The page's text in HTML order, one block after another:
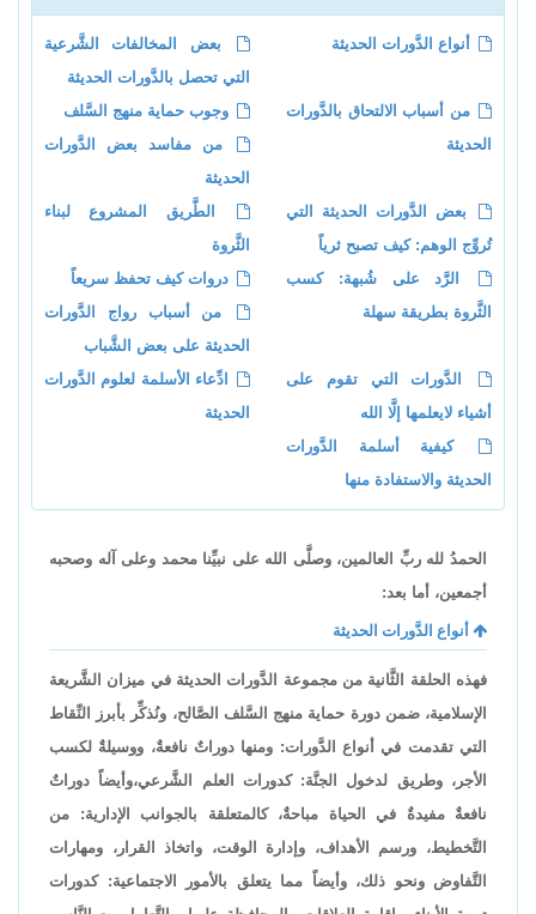
أنواع الدَّورات الحديثة
بعض المخالفات الشَّرعية
التي تحصل بالدَّورات الحديثة
من أسباب الالتحاق بالدَّورات
الحديثة
وجوب حماية منهج السَّلف
من مفاسد بعض الدَّورات
الحديثة
بعض الدَّورات الحديثة التي
تُروِّج الوهم: كيف تصبح ثرياً
الطَّريق المشروع لبناء
الثَّروة
الرَّد على شُبهة: كسب
الثَّروة بطريقة سهلة
دروات كيف تحفظ سريعاً
من أسباب رواج الدَّورات
الحديثة على بعض الشَّباب
الدَّورات التي تقوم على
أشياء لايعلمها إلَّا الله
ادِّعاء الأسلمة لعلوم الدَّورات
الحديثة
كيفية أسلمة الدَّورات
الحديثة والاستفادة منها
الحمدُ لله ربِّ العالمين، وصلَّى الله على نبيِّنا محمد وعلى آله وصحبه
أجمعين، أما بعد:
أنواع الدَّورات الحديثة
فهذه الحلقة الثَّانية من مجموعة الدَّورات الحديثة في ميزان الشَّريعة
الإسلامية، ضمن دورة حماية منهج السَّلف الصَّالح، ونُذكِّر بأبرز النِّقاط
التي تقدمت في أنواع الدَّورات: ومنها دوراتٌ نافعةٌ، ووسيلةٌ لكسب
الأجر، وطريق لدخول الجنَّة: كدورات العلم الشَّرعي،وأيضاً دوراتٌ
نافعةٌ مفيدةٌ في الحياة مباحةٌ، كالمتعلقة بالجوانب الإدارية: من
التَّخطيط، ورسم الأهداف، وإدارة الوقت، واتخاذ القرار، ومهارات
التَّفاوض ونحو ذلك، وأيضاً مما يتعلق بالأمور الاجتماعية: كدورات